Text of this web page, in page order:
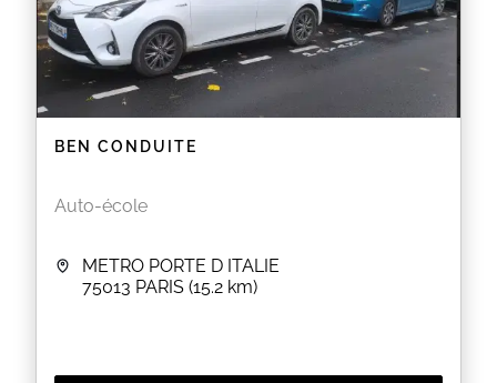
BEN CONDUITE
Auto-école
METRO PORTE D ITALIE
75013 PARIS (15.2 km)